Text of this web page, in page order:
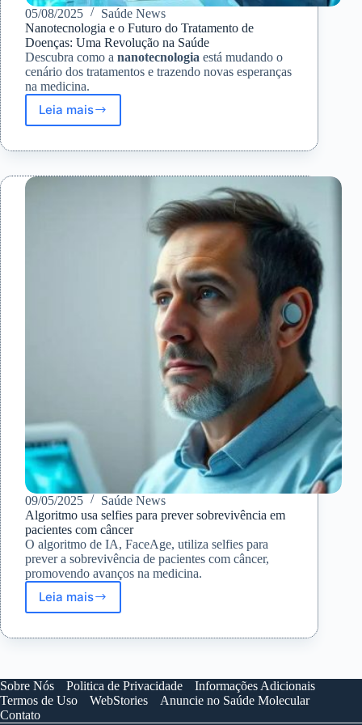
05/08/2025
Saúde News
Nanotecnologia e o Futuro do Tratamento de
Doenças: Uma Revolução na Saúde
Descubra como a nanotecnologia está mudando o
cenário dos tratamentos e trazendo novas esperanças
na medicina.
Leia maisNanotecnologia
o
do
09/05/2025
Saúde News
Algoritmo usa selfies para prever sobrevivência em
pacientes com câncer
O algoritmo de IA, FaceAge, utiliza selfies para
prever a sobrevivência de pacientes com câncer,
promovendo avanços na medicina.
Leia maisAlgoritmo
selfies
sobrevivência
em
Sobre Nós Politica de Privacidade
Informações Adicionais
Termos de Uso
WebStories
Anuncie no Saúde Molecular
Contato